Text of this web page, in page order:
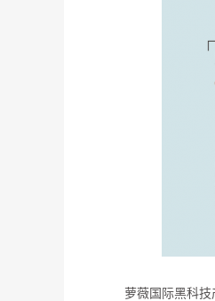
萝薇国际黑科